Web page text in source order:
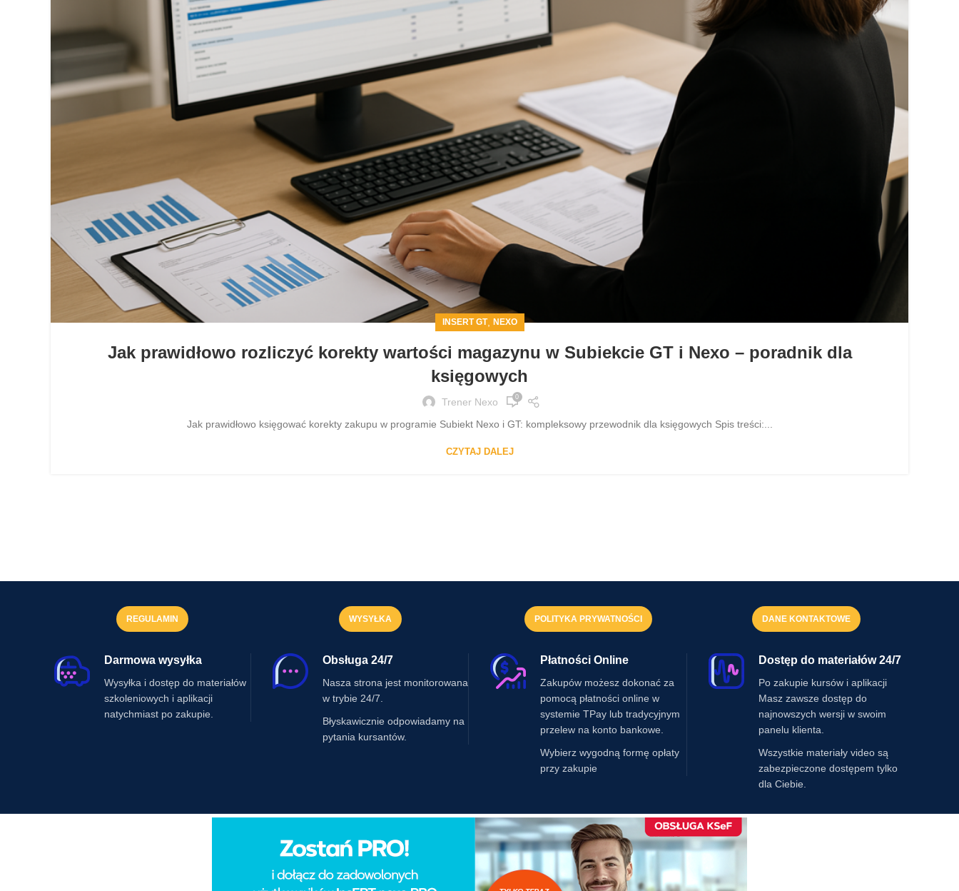
INSERT GT, NEXO
Jak prawidłowo rozliczyć korekty wartości magazynu w Subiekcie GT i Nexo – poradnik dla
księgowych
Trener Nexo 0
Jak prawidłowo księgować korekty zakupu w programie Subiekt Nexo i GT: kompleksowy przewodnik dla księgowych Spis treści:...
CZYTAJ DALEJ
REGULAMIN WYSYŁKA POLITYKA PRYWATNOŚCI DANE KONTAKTOWE
Darmowa wysyłka
Wysyłka i dostęp do materiałów
szkoleniowych i aplikacji
natychmiast po zakupie.
Obsługa 24/7
Nasza strona jest monitorowana
w trybie 24/7.
Błyskawicznie odpowiadamy na
pytania kursantów.
Płatności Online
Zakupów możesz dokonać za
pomocą płatności online w
systemie TPay lub tradycyjnym
przelew na konto bankowe.
Wybierz wygodną formę opłaty
przy zakupie
Dostęp do materiałów 24/7
Po zakupie kursów i aplikacji
Masz zawsze dostęp do
najnowszych wersji w swoim
panelu klienta.
Wszystkie materiały video są
zabezpieczone dostępem tylko
dla Ciebie.